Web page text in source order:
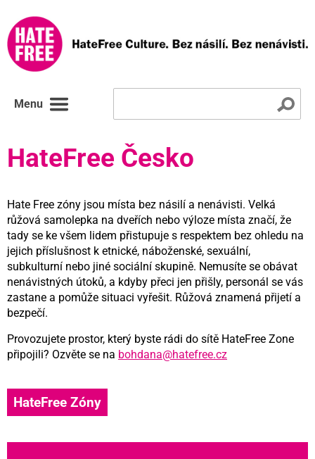
Menu
HateFree Česko
Hate Free zóny jsou místa bez násilí a nenávisti. Velká
růžová samolepka na dveřích nebo výloze místa značí, že
tady se ke všem lidem přistupuje s respektem bez ohledu na
jejich příslušnost k etnické, náboženské, sexuální,
subkulturní nebo jiné sociální skupině. Nemusíte se obávat
nenávistných útoků, a kdyby přeci jen přišly, personál se vás
zastane a pomůže situaci vyřešit. Růžová znamená přijetí a
bezpečí.
Provozujete prostor, který byste rádi do sítě HateFree Zone
připojili? Ozvěte se na bohdana@hatefree.cz
HateFree Zóny